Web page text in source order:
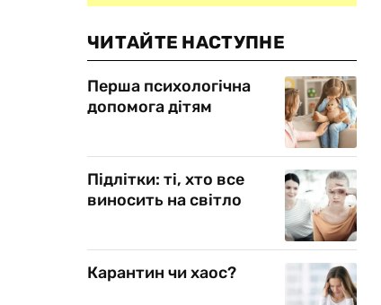
ЧИТАЙТЕ НАСТУПНЕ
Перша психологічна
допомога дітям
Підлітки: ті, хто все
виносить на світло
Карантин чи хаос?